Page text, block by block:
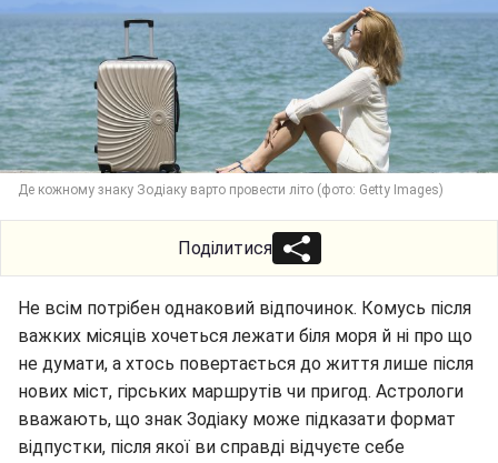
Де кожному знаку Зодіаку варто провести літо (фото: Getty Images)
Поділитися
Не всім потрібен однаковий відпочинок. Комусь після
важких місяців хочеться лежати біля моря й ні про що
не думати, а хтось повертається до життя лише після
нових міст, гірських маршрутів чи пригод. Астрологи
вважають, що знак Зодіаку може підказати формат
відпустки, після якої ви справді відчуєте себе